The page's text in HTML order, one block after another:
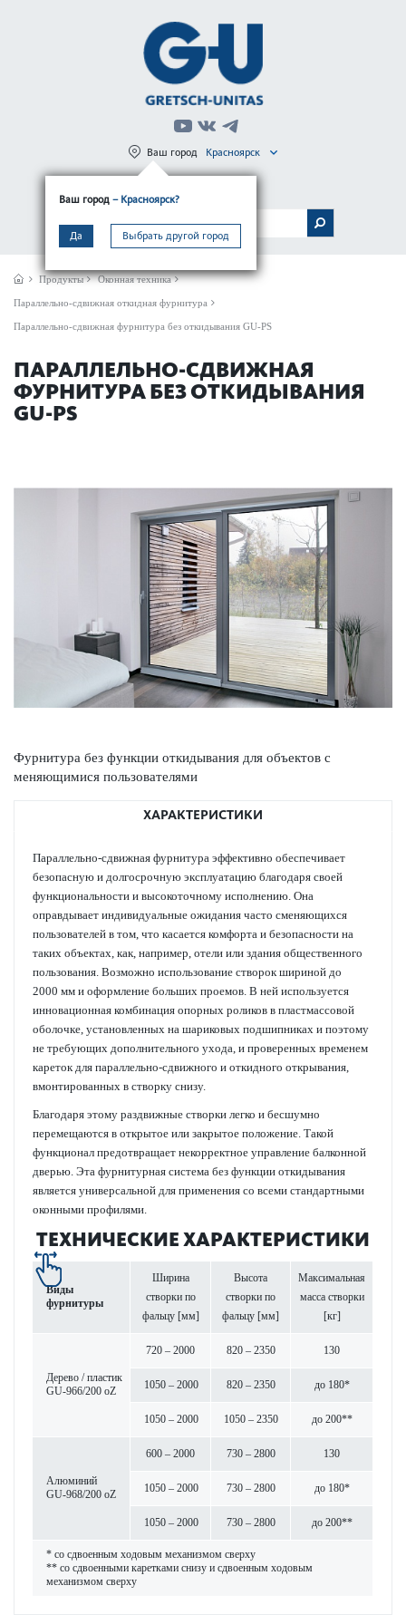
Ваш город – Красноярск?
Да Выбрать другой город
Ваш город Красноярск
МЕНЮ
Продукты Оконная техника
Параллельно-сдвижная откидная фурнитура
Параллельно-сдвижная фурнитура без откидывания GU-PS
ПАРАЛЛЕЛЬНО-СДВИЖНАЯ
ФУРНИТУРА БЕЗ ОТКИДЫВАНИЯ
GU-PS
Фурнитура без функции откидывания для объектов с
меняющимися пользователями
ХАРАКТЕРИСТИКИ
Параллельно-сдвижная фурнитура эффективно обеспечивает
безопасную и долгосрочную эксплуатацию благодаря своей
функциональности и высокоточному исполнению. Она
оправдывает индивидуальные ожидания часто сменяющихся
пользователей в том, что касается комфорта и безопасности на
таких объектах, как, например, отели или здания общественного
пользования. Возможно использование створок шириной до
2000 мм и оформление больших проемов. В ней используется
инновационная комбинация опорных роликов в пластмассовой
оболочке, установленных на шариковых подшипниках и поэтому
не требующих дополнительного ухода, и проверенных временем
кареток для параллельно-сдвижного и откидного открывания,
вмонтированных в створку снизу.
Благодаря этому раздвижные створки легко и бесшумно
перемещаются в открытое или закрытое положение. Такой
функционал предотвращает некорректное управление балконной
дверью. Эта фурнитурная система без функции откидывания
является универсальной для применения со всеми стандартными
оконными профилями.
ТЕХНИЧЕСКИЕ ХАРАКТЕРИСТИКИ
Виды
фурнитуры
Ширина
створки по
фальцу [мм]
Высота
створки по
фальцу [мм]
Максимальная
масса створки
[кг]
Дерево / пластик
GU-966/200 oZ
720 – 2000 820 – 2350 130
1050 – 2000 820 – 2350 до 180*
1050 – 2000 1050 – 2350 до 200**
Алюминий
GU-968/200 oZ
600 – 2000 730 – 2800 130
1050 – 2000 730 – 2800 до 180*
1050 – 2000 730 – 2800 до 200**
* со сдвоенным ходовым механизмом сверху
** со сдвоенными каретками снизу и сдвоенным ходовым
механизмом сверху